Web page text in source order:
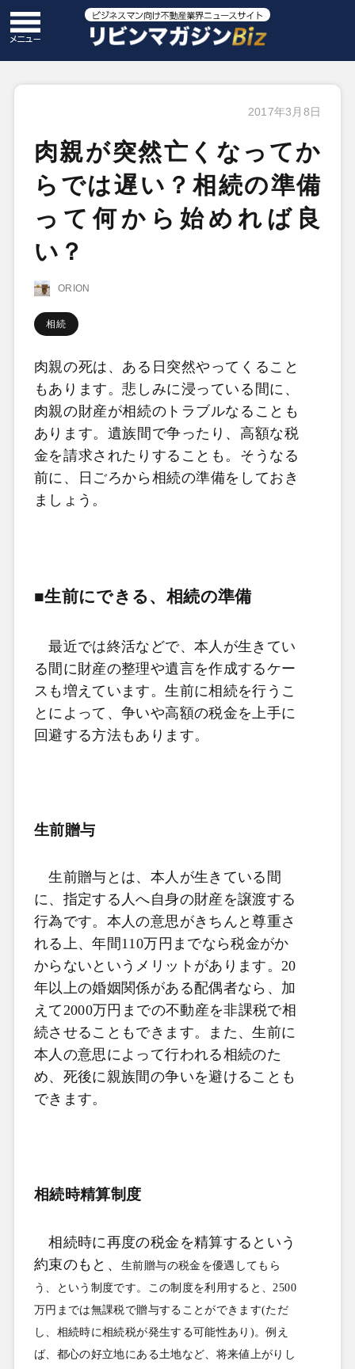
2017年3月8日
肉親が突然亡くなってか
らでは遅い？相続の準備
って何から始めれば良
い？
ORION
相続
肉親の死は、ある日突然やってくること
もあります。悲しみに浸っている間に、
肉親の財産が相続のトラブルなることも
あります。遺族間で争ったり、高額な税
金を請求されたりすることも。そうなる
前に、日ごろから相続の準備をしておき
ましょう。
■生前にできる、相続の準備
最近では終活などで、本人が生きてい
る間に財産の整理や遺言を作成するケー
スも増えています。生前に相続を行うこ
とによって、争いや高額の税金を上手に
回避する方法もあります。
生前贈与
生前贈与とは、本人が生きている間
に、指定する人へ自身の財産を譲渡する
行為です。本人の意思がきちんと尊重さ
れる上、年間110万円までなら税金がか
からないというメリットがあります。20
年以上の婚姻関係がある配偶者なら、加
えて2000万円までの不動産を非課税で相
続させることもできます。また、生前に
本人の意思によって行われる相続のた
め、死後に親族間の争いを避けることも
できます。
相続時精算制度
相続時に再度の税金を精算するという
約束のもと、生前贈与の税金を優遇してもら
う、という制度です。この制度を利用すると、 2500
万円までは無課税で贈与することができます(ただ
し、相続時に相続税が発生する可能性あり ) 。例え
ば、都心の好立地にある土地など、将来値上がりし